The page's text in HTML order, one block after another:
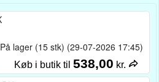
På lager (15 stk) (29-07-2026 17:45)
Køb i butik til 538,00 kr.